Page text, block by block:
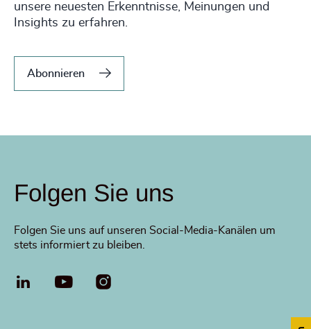
unsere neuesten Erkenntnisse, Meinungen und
Insights zu erfahren.
Abonnieren
Folgen Sie uns
Folgen Sie uns auf unseren Social-Media-Kanälen um
stets informiert zu bleiben.
LinkedIn YouTube